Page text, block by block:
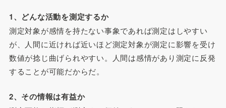
1、どんな活動を測定するか
測定対象が感情を持たない事象であれば測定はしやすい
が、人間に近ければ近いほど測定対象が測定に影響を受け
数値が捻じ曲げられやすい。人間は感情があり測定に反発
することが可能だからだ。
2、その情報は有益か